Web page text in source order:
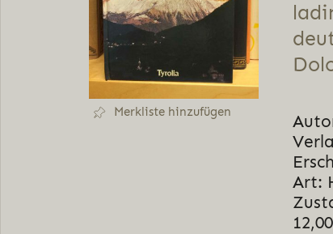
Merkliste hinzufügen
Art: